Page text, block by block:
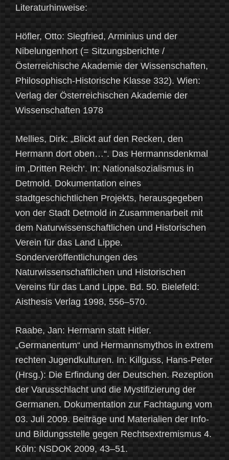
Literaturhinweise:
Höfler, Otto: Siegfried, Arminius und der
Nibelungenhort (= Sitzungsberichte /
Österreichische Akademie der Wissenschaften,
Philosophisch-Historische Klasse 332). Wien:
Verlag der Österreichischen Akademie der
Wissenschaften 1978
Mellies, Dirk: „Blickt auf den Recken, den
Hermann dort oben…“. Das Hermannsdenkmal
im ‚Dritten Reich‘. In: Nationalsozialismus in
Detmold. Dokumentation eines
stadtgeschichtlichen Projekts, herausgegeben
von der Stadt Detmold in Zusammenarbeit mit
dem Naturwissenschaftlichen und Historischen
Verein für das Land Lippe.
Sonderveröffentlichungen des
Naturwissenschaftlichen und Historischen
Vereins für das Land Lippe. Bd. 50. Bielefeld:
Aisthesis Verlag 1998, 556–570.
Raabe, Jan: Hermann statt Hitler.
„Germanentum“ und Hermannsmythos in extrem
rechten Jugendkulturen. In: Killguss, Hans-Peter
(Hrsg.): Die Erfindung der Deutschen. Rezeption
der Varusschlacht und die Mystifizierung der
Germanen. Dokumentation zur Fachtagung vom
03. Juli 2009. Beiträge und Materialien der Info-
und Bildungsstelle gegen Rechtsextremismus 4.
Köln: NSDOK 2009, 43–51.